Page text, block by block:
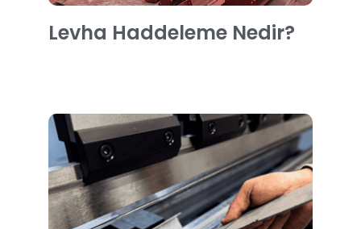
Levha Haddeleme Nedir?